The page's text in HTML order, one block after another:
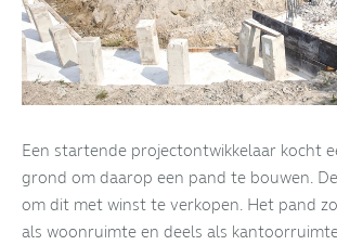
Een startende projectontwikkelaar kocht
grond om daarop een pand te bouwen.
om dit met winst te verkopen. Het pand
als woonruimte en deels als